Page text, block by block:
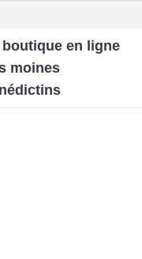
boutique en ligne
moines